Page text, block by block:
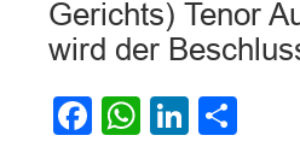
Gerichts) Tenor
wird der
Facebook
WhatsApp